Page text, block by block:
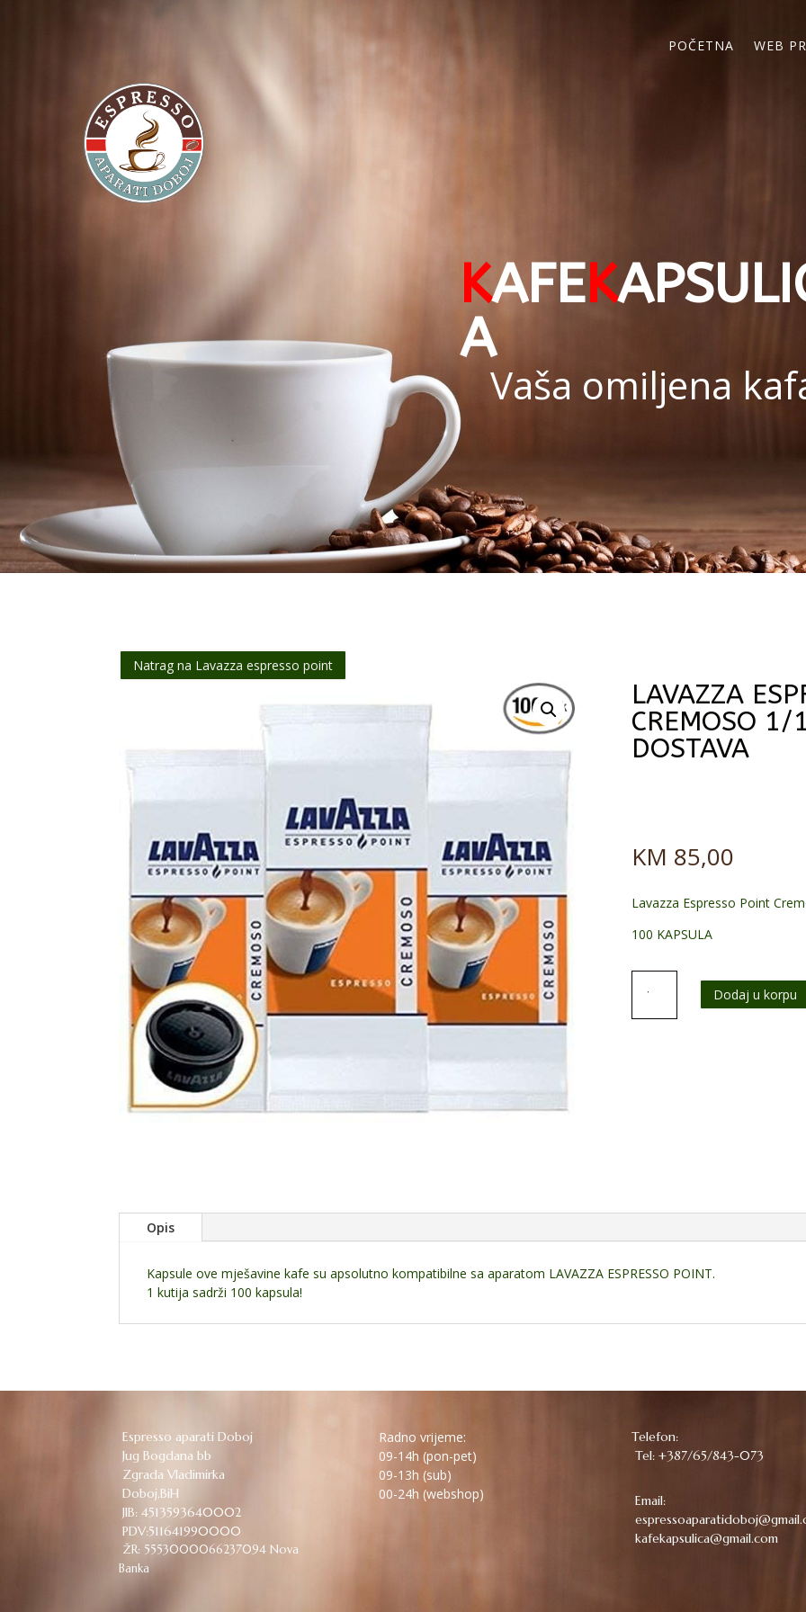
KAFEK
A
Vaša omiljena
POČETNA WEB
Natrag na Lavazza espresso point
LAVAZZA
CREMOSO 1/
DOSTAVA
KM 85,00
Lavazza Espresso Point
100 KAPSULA
Espresso
Point
Dodaj u korpu
Opis
Kapsule ove mješavine kafe su apsolutno kompatibilne sa aparatom LAVAZZA ESPRESSO POINT.
1 kutija sadrži 100 kapsula!
Espresso aparati Doboj
Jug Bogdana bb
Zgrada Vladimirka
Doboj,BiH
JIB: 4513593640002
PDV:511641990000
ŽR: 5553000066237094 Nova
Banka
Radno vrijeme:
09-14h (pon-pet)
09-13h (sub)
00-24h (webshop)
Telefon:
Tel: +387/65/843-073
Email:
kafekapsulica@gmail.com